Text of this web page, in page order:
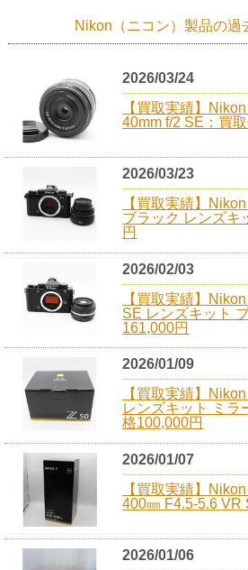
Nikon（ニコン）製品の過
2026/03/24
【買取実績】
40mm f/2 SE：買
2026/03/23
【買取実績】
ブラック レンズキ
円
2026/02/03
【買取実績】
SE レンズキット
161,000円
2026/01/09
【買取実績】
レンズキット ミラ
格100,000円
2026/01/07
【買取実績】
400㎜ F4.5-5.6 VR
2026/01/06